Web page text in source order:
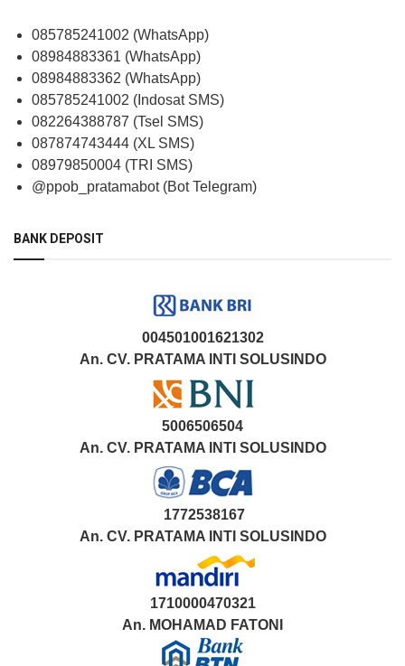
085785241002 (WhatsApp)
08984883361 (WhatsApp)
08984883362 (WhatsApp)
085785241002 (Indosat SMS)
082264388787 (Tsel SMS)
087874743444 (XL SMS)
08979850004 (TRI SMS)
@ppob_pratamabot (Bot Telegram)
BANK DEPOSIT
004501001621302
An. CV. PRATAMA INTI SOLUSINDO
5006506504
An. CV. PRATAMA INTI SOLUSINDO
1772538167
An. CV. PRATAMA INTI SOLUSINDO
1710000470321
An. MOHAMAD FATONI